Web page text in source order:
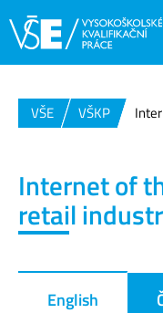
VŠE VŠKP
Internet of
retail
English